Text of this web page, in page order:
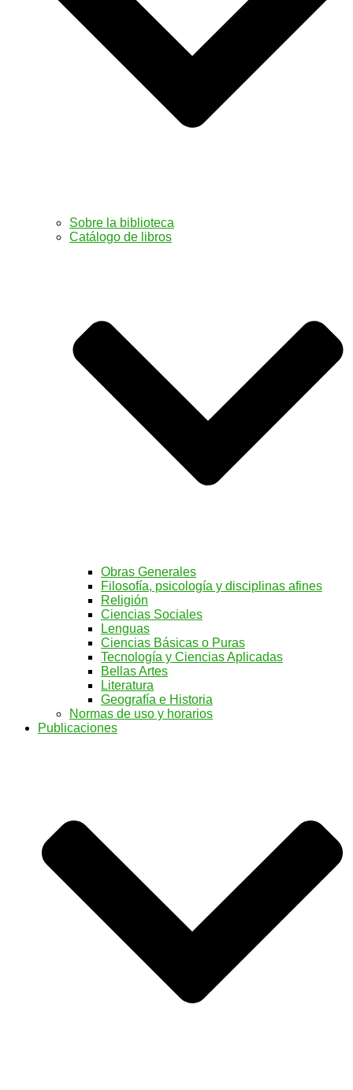
Sobre la biblioteca
Catálogo de libros
Obras Generales
Filosofía, psicología y disciplinas afines
Religión
Ciencias Sociales
Lenguas
Ciencias Básicas o Puras
Tecnología y Ciencias Aplicadas
Bellas Artes
Literatura
Geografía e Historia
Normas de uso y horarios
Publicaciones